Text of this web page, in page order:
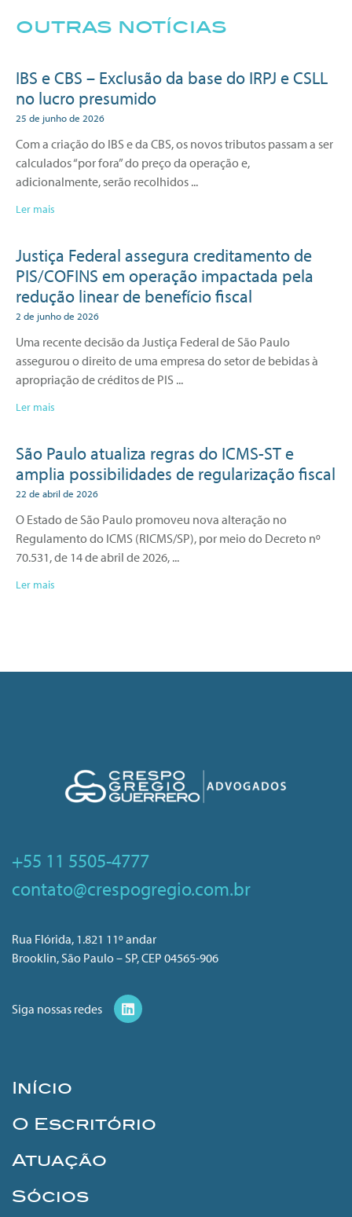
outras notícias
IBS e CBS – Exclusão da base do IRPJ e CSLL
no lucro presumido
25 de junho de 2026
Com a criação do IBS e da CBS, os novos tributos passam a ser
calculados “por fora” do preço da operação e,
adicionalmente, serão recolhidos
Ler mais
Justiça Federal assegura creditamento de
PIS/COFINS em operação impactada pela
redução linear de benefício fiscal
2 de junho de 2026
Uma recente decisão da Justiça Federal de São Paulo
assegurou o direito de uma empresa do setor de bebidas à
apropriação de créditos de PIS
Ler mais
São Paulo atualiza regras do ICMS-ST e
amplia possibilidades de regularização fiscal
22 de abril de 2026
O Estado de São Paulo promoveu nova alteração no
Regulamento do ICMS (RICMS/SP), por meio do Decreto nº
70.531, de 14 de abril de 2026,
Ler mais
+55 11 5505-4777
contato@crespogregio.com.br
Rua Flórida, 1.821 11º andar
Brooklin, São Paulo – SP, CEP 04565-906
Siga nossas redes
Início
O Escritório
Atuação
Sócios